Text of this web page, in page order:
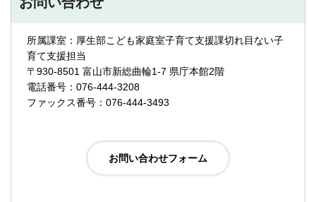
所属課室：厚生部こども家庭室子育て支援課切れ目ない子
育て支援担当
〒930-8501 富山市新総曲輪1-7 県庁本館2階
電話番号：076-444-3208
ファックス番号：076-444-3493